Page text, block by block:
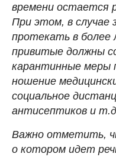
времени остается
При этом, в случае
протекать в
привитые должны
карантинные меры
ношение
социальное
антисептиков и
Важно отметить,
о котором идет